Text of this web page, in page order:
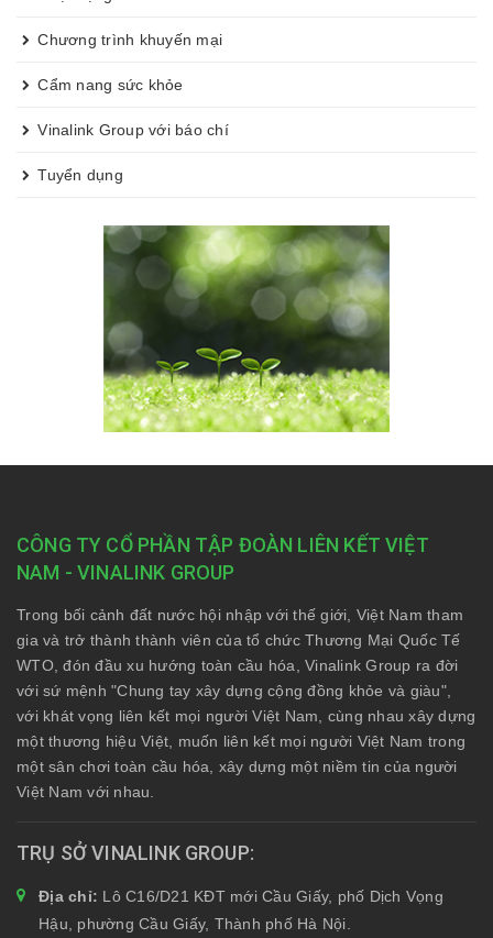
Chương trình khuyến mại
Cẩm nang sức khỏe
Vinalink Group với báo chí
Tuyển dụng
CÔNG TY CỔ PHẦN TẬP ĐOÀN LIÊN KẾT VIỆT
NAM - VINALINK GROUP
Trong bối cảnh đất nước hội nhập với thế giới, Việt Nam tham
gia và trở thành thành viên của tổ chức Thương Mại Quốc Tế
WTO, đón đầu xu hướng toàn cầu hóa, Vinalink Group ra đời
với sứ mệnh "Chung tay xây dựng cộng đồng khỏe và giàu",
với khát vọng liên kết mọi người Việt Nam, cùng nhau xây dựng
một thương hiệu Việt, muốn liên kết mọi người Việt Nam trong
một sân chơi toàn cầu hóa, xây dựng một niềm tin của người
Việt Nam với nhau.
TRỤ SỞ VINALINK GROUP
Địa chỉ: Lô C16/D21 KĐT mới Cầu Giấy, phố Dịch Vọng
Hậu, phường Cầu Giấy, Thành phố Hà Nội.